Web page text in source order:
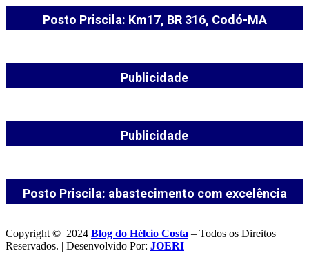
Posto Priscila: Km17, BR 316, Codó-MA
Publicidade
Publicidade
Posto Priscila: abastecimento com excelência
Copyright © 2024 Blog do Hélcio Costa – Todos os Direitos
Reservados. | Desenvolvido Por: JOERI